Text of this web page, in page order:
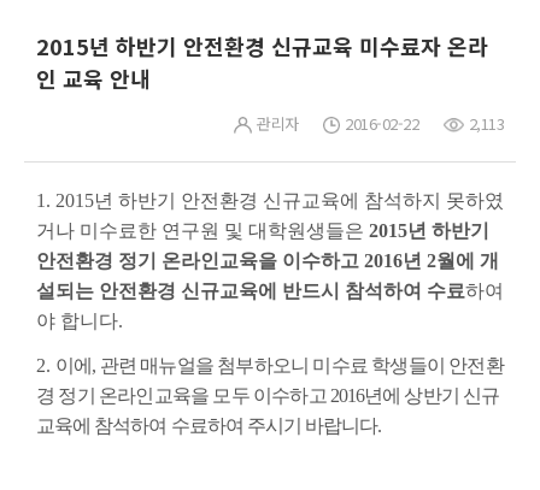
2015년 하반기 안전환경 신규교육 미수료자 온라
인 교육 안내
관리자 2016-02-22 2,113
1. 2015년 하반기 안전환경 신규교육에 참석하지 못하였
거나 미수료한 연구원 및 대학원생들은 2015년 하반기
안전환경 정기 온라인교육을 이수하고 2016년 2월에 개
설되는 안전환경 신규교육에 반드시 참석하여 수료하여
야 합니다.
2. 이 에 , 관련 매뉴얼을 첨부하오니 미수료 학생들이 안전환
경 정기 온라인교육을 모두 이수하고 2016년에 상반기 신규
교육에 참석하여 수료하여 주시기 바랍니다.